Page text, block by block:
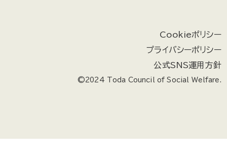
Cookieポリシー
プライバシーポリシー
公式SNS運用方針
©2024 Toda Council of Social Welfare.